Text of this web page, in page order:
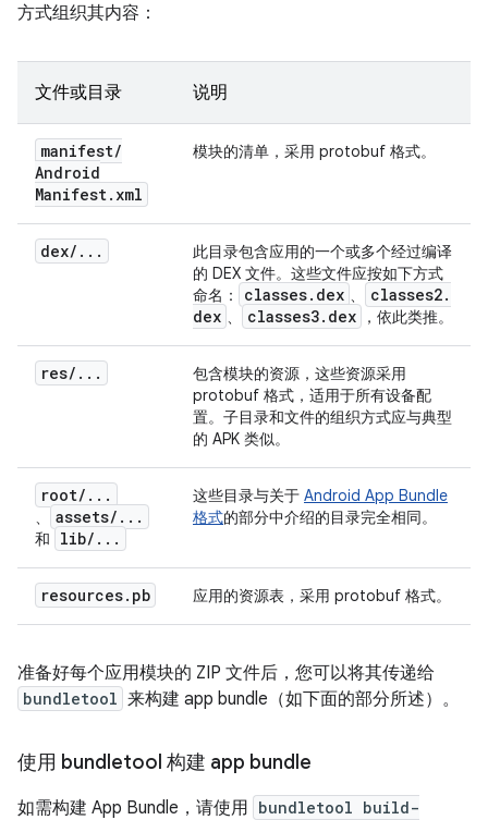
方式组织其内容：
文件或目录 说明
manifest/
Android
Manifest. xml
模块的清单，采用 protobuf 格式。
dex/ . . .
此目录包含应用的一个或多个经过编译
的 DEX 文件。这些文件应按如下方式
命名：
classes. dex 、 classes2.
dex 、 classes3. dex ，依此类推。
res/ . . .
包含模块的资源，这些资源采用
protobuf 格式，适用于所有设备配
置。子目录和文件的组织方式应与典型
的 APK 类似。
root/ . . .
、 assets/ . . .
和 lib/ . . .
这些目录与关于 Android App Bundle
格式的部分中介绍的目录完全相同。
resources. pb 应用的资源表，采用 protobuf 格式。
准备好每个应用模块的 ZIP 文件后，您可以将其传递给
bundletool 来构建 app bundle（如下面的部分所述）。
使用 bundletool 构建 app bundle
如需构建 App Bundle，请使用 bundletool build-